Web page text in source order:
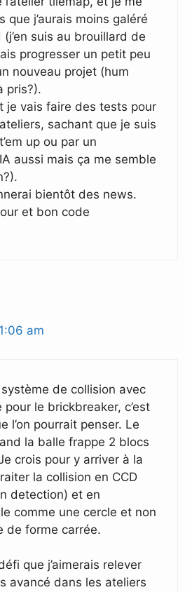
que j’aurais moins galéré
(j’en suis au brouillard de
progresser un petit peu
nouveau projet (hum
pris?).
je vais faire des tests pour
sachant que je suis
up ou par un
aussi mais ça me semble
bientôt des news.
et bon code
am
de collision avec
le brickbreaker, c’est
l’on pourrait penser. Le
la balle frappe 2 blocs
crois pour y arriver à la
la collision en CCD
detection) et en
comme une cercle et non
de forme carrée.
que j’aimerais relever
avancé dans les ateliers